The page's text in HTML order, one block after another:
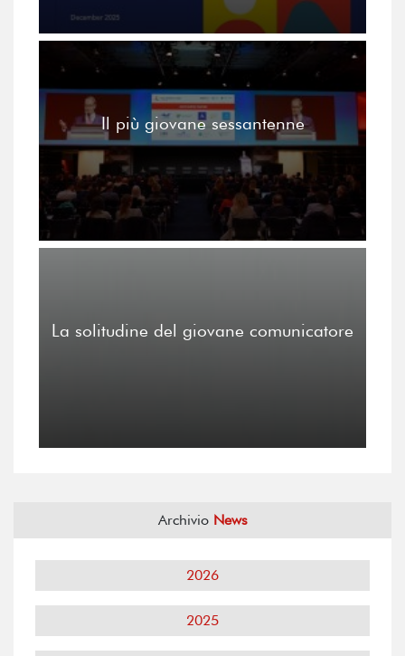
Il più giovane sessantenne
La solitudine del giovane comunicatore
Archivio News
2026
2025